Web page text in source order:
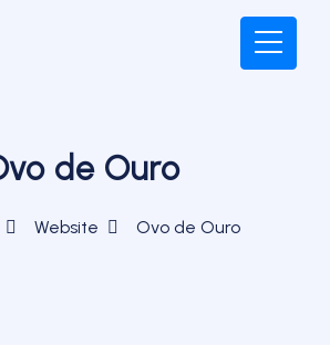
de Ouro
Website Ovo de Ouro